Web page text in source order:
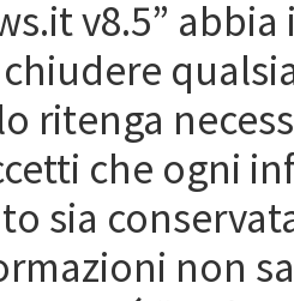
v8.5”
ritenga
che ogni
sia
non